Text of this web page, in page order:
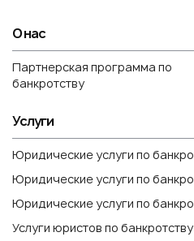
О нас
Партнерская программа по
банкротству
Услуги
Юридические услуги по
Юридические услуги по
Юридические услуги по
Услуги юристов по